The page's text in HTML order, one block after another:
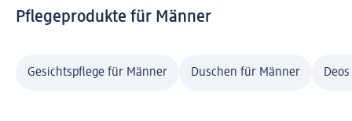
Pflegeprodukte für Männer
Gesichtspflege für Männer Duschen für Männer